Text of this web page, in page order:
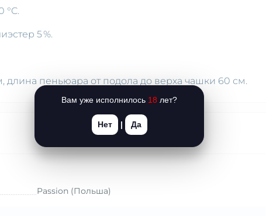
°C.
5 %.
длина пеньюара от подола до верха чашки 60 см.
Passion (Польша)
Вам уже исполнилось 18 лет?
Нет | Да